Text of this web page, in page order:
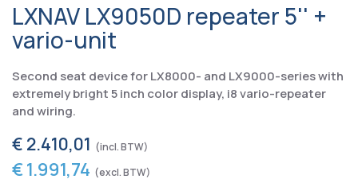
LXNAV LX9050D repeater 5'' +
vario-unit
Second seat device for LX8000- and LX9000-series with
extremely bright 5 inch color display, i8 vario-repeater
and wiring.
€ 2.410,01
€ 1.991,74